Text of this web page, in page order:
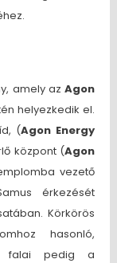
amely azAgon
helyezkedik el.
(Agon Energy
központ (Agon
vezető
érkezését
Körkörös
hasonló,
falai pedig a